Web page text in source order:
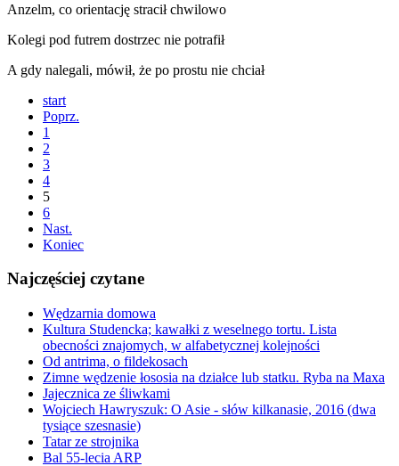
Anzelm, co orientację stracił chwilowo
Kolegi pod futrem dostrzec nie potrafił
A gdy nalegali, mówił, że po prostu nie chciał
start
Poprz.
1
2
3
4
5
6
Nast.
Koniec
Najczęściej czytane
Wędzarnia domowa
Kultura Studencka; kawałki z weselnego tortu. Lista
obecności znajomych, w alfabetycznej kolejności
Od antrima, o fildekosach
Zimne wędzenie łososia na działce lub statku. Ryba na Maxa
Jajecznica ze śliwkami
Wojciech Hawryszuk: O Asie - słów kilkanasie, 2016 (dwa
tysiące szesnasie)
Tatar ze strojnika
Bal 55-lecia ARP